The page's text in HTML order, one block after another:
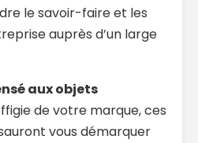
le savoir-faire et les
auprès d’un large
aux objets
de votre marque, ces
vous démarquer